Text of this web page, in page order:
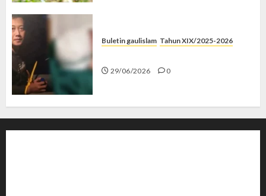
Buletin gaulislam Tahun XIX/2025-2026
29/06/2026 0